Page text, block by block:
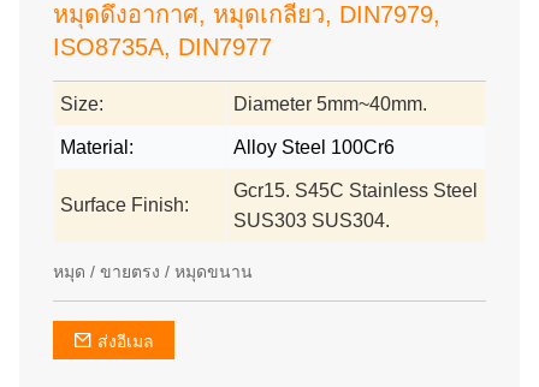
หมุดดึงอากาศ, หมุดเกลียว, DIN7979,
ISO8735A, DIN7977
Size: Diameter 5mm~40mm.
Material: Alloy Steel 100Cr6
Surface Finish:
Gcr15. S45C Stainless Steel
SUS303 SUS304.
หมุด / ขายตรง / หมุดขนาน
ส่งอีเมล